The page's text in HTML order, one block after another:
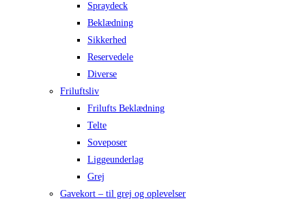
Spraydeck
Beklædning
Sikkerhed
Reservedele
Diverse
Friluftsliv
Frilufts Beklædning
Telte
Soveposer
Liggeunderlag
Grej
Gavekort – til grej og oplevelser